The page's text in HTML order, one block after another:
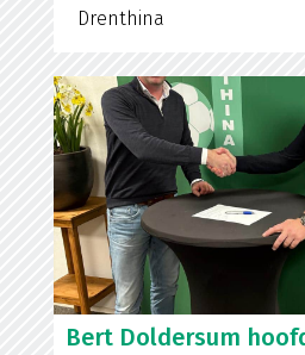
Drenthina
Bert Doldersum